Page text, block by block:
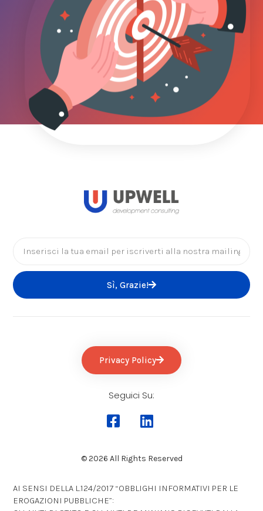
Sì, Grazie!
Privacy Policy
Seguici Su:
© 2026 All Rights Reserved
AI SENSI DELLA L.124/2017 “OBBLIGHI INFORMATIVI PER LE
EROGAZIONI PUBBLICHE”: